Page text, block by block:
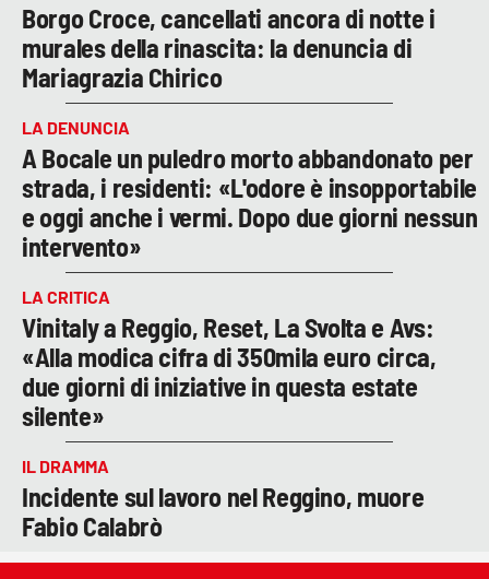
Borgo Croce, cancellati ancora di notte i
murales della rinascita: la denuncia di
Mariagrazia Chirico
LA DENUNCIA
A Bocale un puledro morto abbandonato per
strada, i residenti: «L'odore è insopportabile
e oggi anche i vermi. Dopo due giorni nessun
intervento»
LA CRITICA
Vinitaly a Reggio, Reset, La Svolta e Avs:
«Alla modica cifra di 350mila euro circa,
due giorni di iniziative in questa estate
silente»
IL DRAMMA
Incidente sul lavoro nel Reggino, muore
Fabio Calabrò